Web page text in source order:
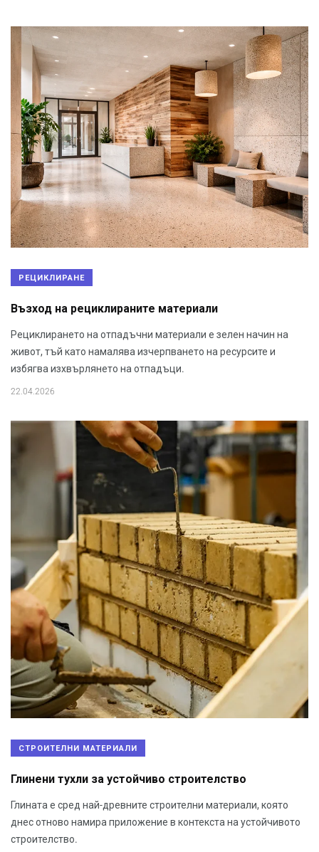
РЕЦИКЛИРАНЕ
Възход на рециклираните материали
Рециклирането на отпадъчни материали е зелен начин на
живот, тъй като намалява изчерпването на ресурсите и
избягва изхвърлянето на отпадъци.
22.04.2026
СТРОИТЕЛНИ МАТЕРИАЛИ
Глинени тухли за устойчиво строителство
Глината е сред най-древните строителни материали, която
днес отново намира приложение в контекста на устойчивото
строителство.